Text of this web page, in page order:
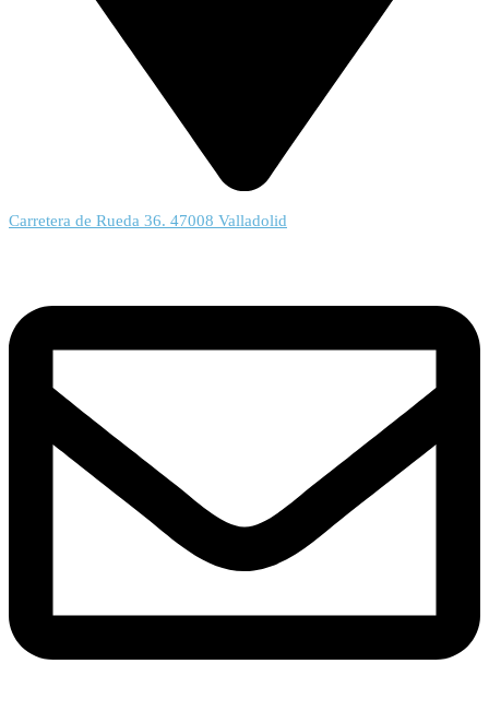
Carretera de Rueda 36. 47008 Valladolid